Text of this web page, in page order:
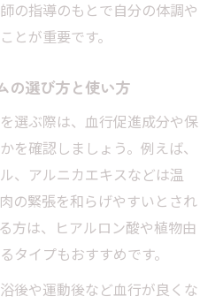
の指導のもとで自分の体調や
とが重要です。
の選び方と使い方
選ぶ際は、血行促進成分や保
を確認しましょう。例えば、
、アルニカエキスなどは温
の緊張を和らげやすいとされ
方は、ヒアルロン酸や植物由
タイプもおすすめです。
後や運動後など血行が良くな